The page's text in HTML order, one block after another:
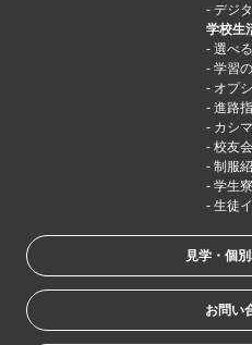
デジ
学校生
選べ
学習
オプ
進路
カシ
校友
制服
学生寮
生徒
見学・個
お問い